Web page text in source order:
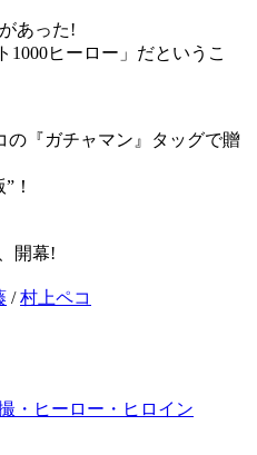
あった!
ヒーロー」だというこ
の『ガチャマン』タッグで贈
！
開幕!
/村上ペコ
・ヒーロー・ヒロイン